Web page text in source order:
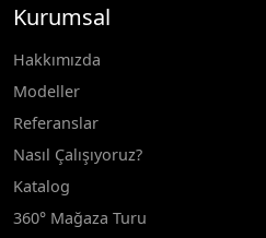
Kurumsal
Hakkımızda
Modeller
Referanslar
Nasıl Çalışıyoruz?
Katalog
360° Mağaza Turu